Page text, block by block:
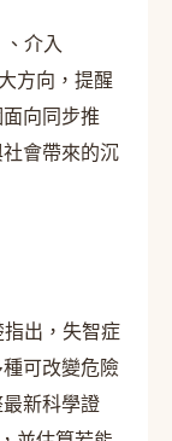
介入
方向，提醒
向同步推
會帶來的沉
出，失智症
可改變危險
新科學證